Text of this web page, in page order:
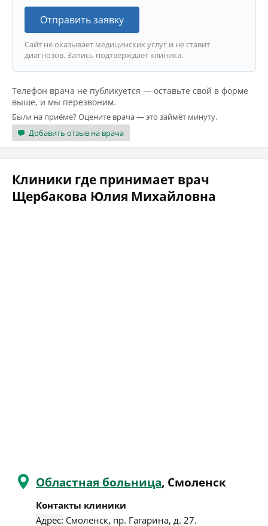
Отправить заявку
Сайт не оказывает медицинских услуг и не ставит
диагнозов. Запись подтверждает клиника.
Телефон врача не публикуется — оставьте свой в форме
выше, и мы перезвоним.
Были на приёме? Оцените врача — это займёт минуту.
Добавить отзыв на врача
Клиники где принимает врач
Щербакова Юлия Михайловна
Областная больница, Смоленск
Контакты клиники
Адрес: Смоленск, пр. Гагарина, д. 27.